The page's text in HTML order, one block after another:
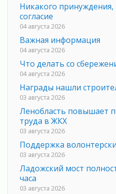
Никакого
согласие
04 августа 2026
Важная информация
04 августа 2026
Что делать со
04 августа 2026
Награды нашли
03 августа 2026
Ленобласть повышает
труда в ЖКХ
03 августа 2026
Поддержка
03 августа 2026
Ладожский мост
часа
03 августа 2026